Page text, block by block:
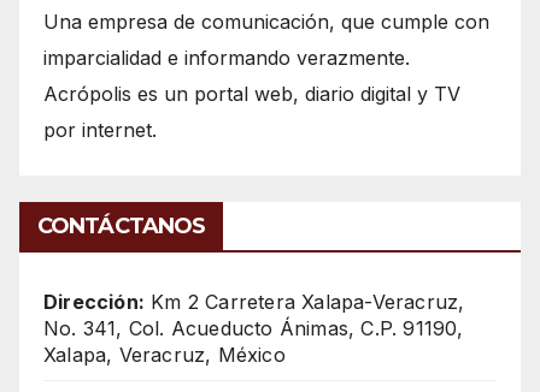
Una empresa de comunicación, que cumple con
imparcialidad e informando verazmente.
Acrópolis es un portal web, diario digital y TV
por internet.
CONTÁCTANOS
Dirección: Km 2 Carretera Xalapa-Veracruz,
No. 341, Col. Acueducto Ánimas, C.P. 91190,
Xalapa, Veracruz, México